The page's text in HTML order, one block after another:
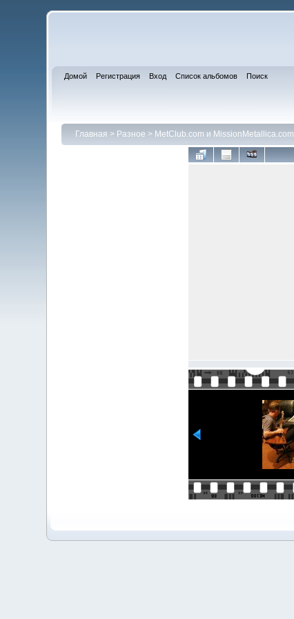
Домой Регистрация Вход Список альбомов Поиск
Главная > Разное > MetClub.com и MissionMetallica.com